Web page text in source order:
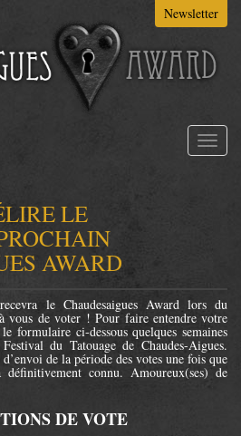
Newsletter
Toggle
LE
AWARD
le Chaudesaigues Award lors du
vous de voter ! Pour faire entendre votre
formulaire ci-dessous quelques semaines
du Tatouage de Chaudes-Aigues.
de la période des votes une fois que
connu. Amoureux(ses) de
DE VOTE